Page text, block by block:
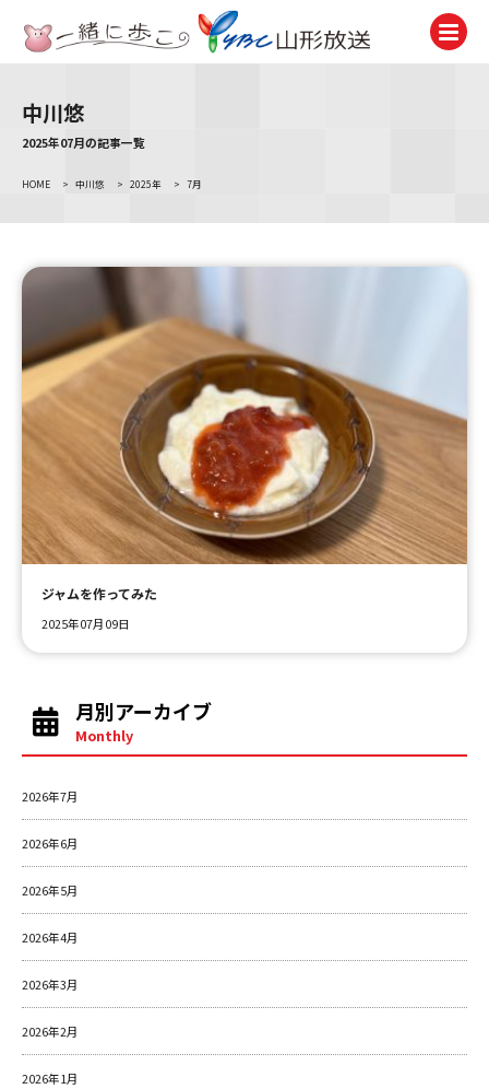
TV
ラジオ
アナウンサー
Announcer
イベント
Event
試写会・プレゼント
Present
ＹＢＣオンデマンド
中川悠
2025年07月の記事一覧
HOME > 中川悠 > 2025年 > 7月
ジャムを作ってみた
2025年07月09日
月別アーカイブ
Monthly
2026年7月
2026年6月
2026年5月
2026年4月
2026年3月
2026年2月
2026年1月